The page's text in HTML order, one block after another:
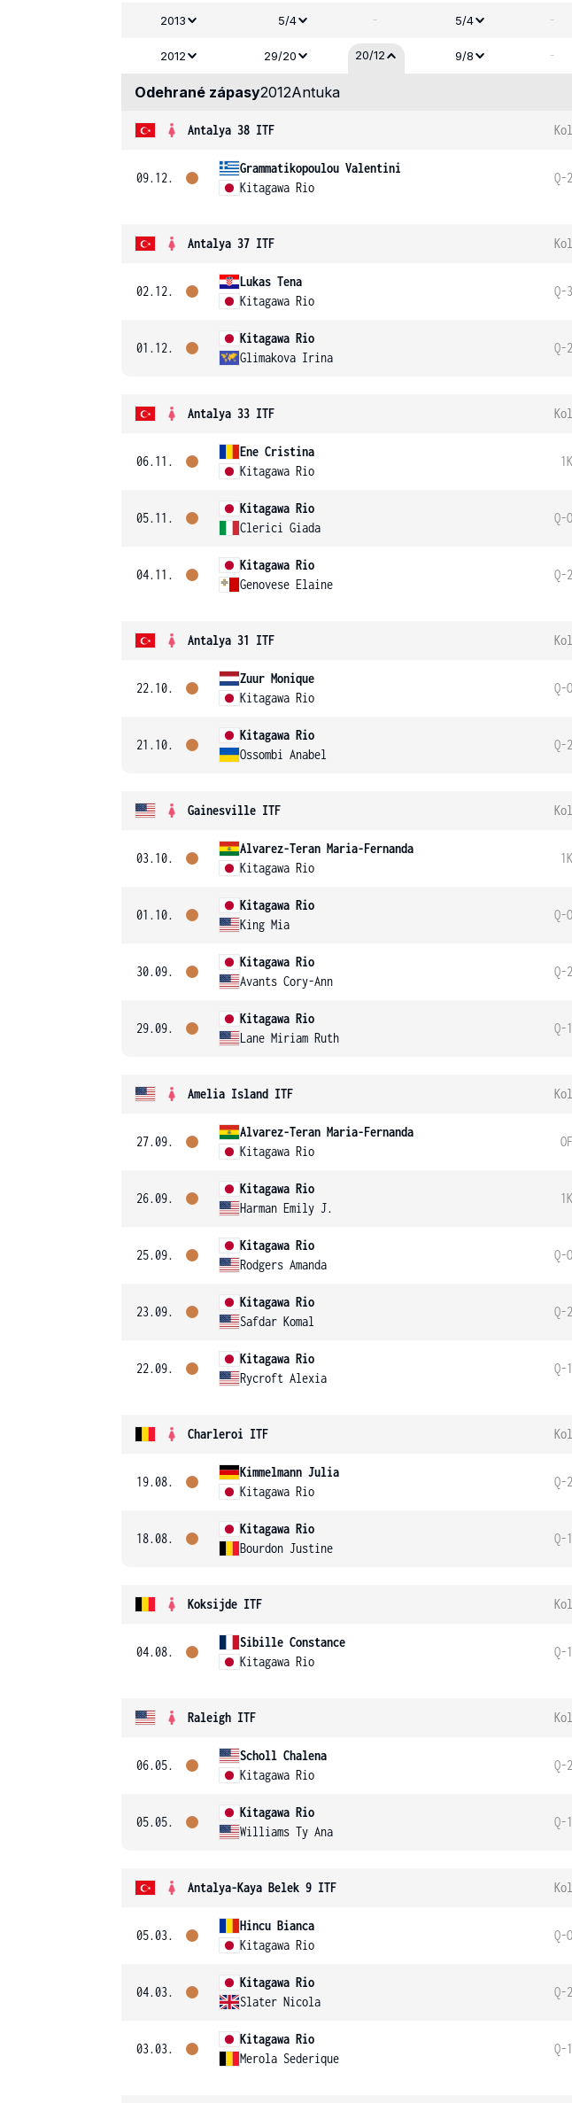
2013 5/4 - 5/4 -
2012 29/20 20/12 9/8 -
Odehrané zápasy2012Antuka
Antalya 38 ITF
09.12.
Grammatikopoulou Valentini
Kitagawa Rio
Q-
Antalya 37 ITF
02.12.
Lukas Tena
Kitagawa Rio
Q-
01.12.
Kitagawa Rio
Glimakova Irina
Q-
Antalya 33 ITF
06.11.
Ene Cristina
Kitagawa Rio
1K
05.11.
Kitagawa Rio
Clerici Giada
Q-
04.11.
Kitagawa Rio
Genovese Elaine
Q-
Antalya 31 ITF
22.10.
Zuur Monique
Kitagawa Rio
Q-
21.10.
Kitagawa Rio
Ossombi Anabel
Q-
Gainesville ITF
03.10.
Alvarez-Teran Maria-Fernanda
Kitagawa Rio
1K
01.10.
Kitagawa Rio
King Mia
Q-
30.09.
Kitagawa Rio
Avants Cory-Ann
Q-
29.09.
Kitagawa Rio
Lane Miriam Ruth
Q-
Amelia Island ITF
27.09.
Alvarez-Teran Maria-Fernanda
Kitagawa Rio
OF
26.09.
Kitagawa Rio
Harman Emily J.
1K
25.09.
Kitagawa Rio
Rodgers Amanda
Q-
23.09.
Kitagawa Rio
Safdar Komal
Q-
22.09.
Kitagawa Rio
Rycroft Alexia
Q-
Charleroi ITF
19.08.
Kimmelmann Julia
Kitagawa Rio
Q-
18.08.
Kitagawa Rio
Bourdon Justine
Q-
Koksijde ITF
04.08.
Sibille Constance
Kitagawa Rio
Q-
Raleigh ITF
06.05.
Scholl Chalena
Kitagawa Rio
Q-
05.05.
Kitagawa Rio
Williams Ty Ana
Q-
Antalya-Kaya Belek 9 ITF
05.03.
Hincu Bianca
Kitagawa Rio
Q-
04.03.
Kitagawa Rio
Slater Nicola
Q-
03.03.
Kitagawa Rio
Merola Sederique
Q-